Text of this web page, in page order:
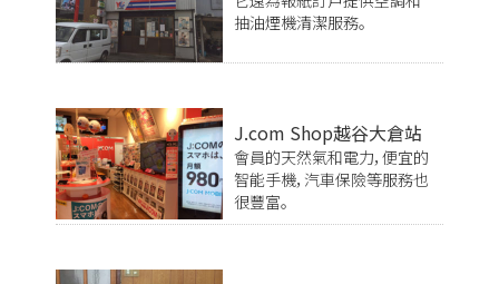
抽油煙機清潔服務。
J.com Shop越谷大倉站
會員的天然氣和電力，便宜的
智能手機，汽車保險等服務也
很豐富。